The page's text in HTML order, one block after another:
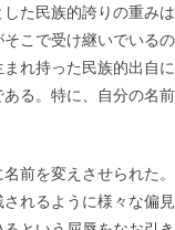
た民族的誇りの重み
こで受け継いでいる
れ持った民族的出自
る。特に、自分の名
前を変えさせられた
れるように様々な偏